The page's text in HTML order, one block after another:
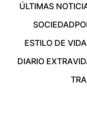
ÚLTIMAS
SOCIEDAD
ESTILO DE VIDA
DIARIO EXTRA